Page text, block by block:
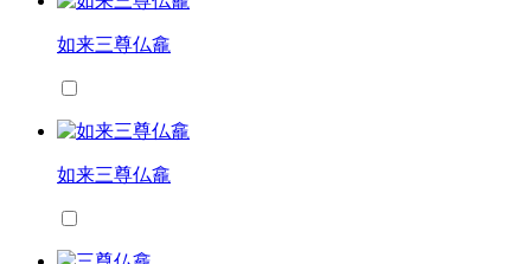
如来三尊仏龕
如来三尊仏龕